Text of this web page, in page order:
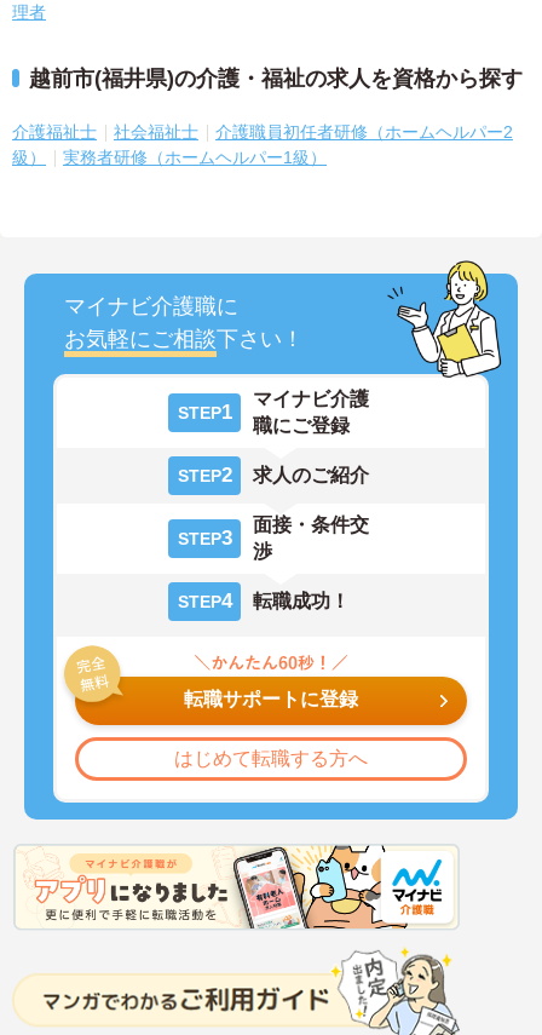
理者
越前市(福井県)の介護・福祉の求人を資格から探す
介護福祉士 社会福祉士
介護職員初任者研修（ホームヘルパー2
級）
実務者研修（ホームヘルパー1級）
マイナビ介護職に
お気軽にご相談下さい！
STEP1
マイナビ介護
職にご登録
STEP2 求人のご紹介
STEP3
面接・条件交
渉
STEP4 転職成功！
転職サポートに登録
はじめて転職する方へ